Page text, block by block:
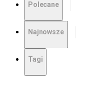
Polecane
Najnowsze
Tagi